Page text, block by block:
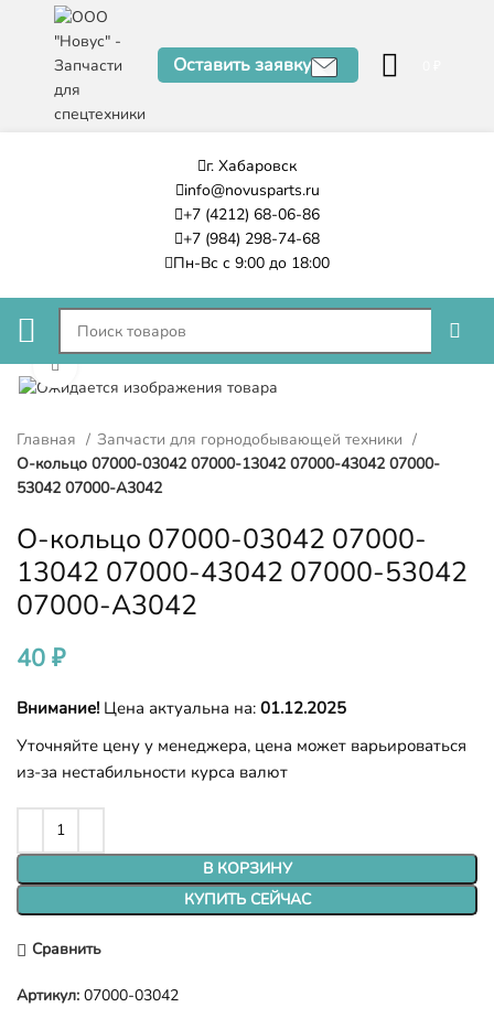
Оставить заявку
г. Хабаровск
info@novusparts.ru
+7 (4212) 68-06-86
+7 (984) 298-74-68
Пн-Вс с 9:00 до 18:00
Нажмите, чтобы увеличить
Главная
Запчасти для горнодобывающей техники
О-кольцо 07000-03042 07000-13042 07000-43042 07000-
53042 07000-A3042
О-кольцо 07000-03042 07000-
13042 07000-43042 07000-53042
07000-A3042
40 ₽
Внимание! Цена актуальна на: 01.12.2025
Уточняйте цену у менеджера, цена может варьироваться
из-за нестабильности курса валют
В КОРЗИНУ
КУПИТЬ СЕЙЧАС
Сравнить
Артикул: 07000-03042